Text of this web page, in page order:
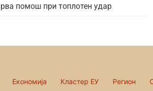
помош при топлотен удар
Економија Кластер ЕУ Регион